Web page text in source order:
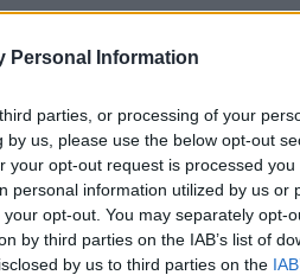
Personal Information
parties, or processing of your
us, please use the below opt-out
your opt-out request is processed you
personal information utilized by us or
opt-out. You may separately opt-
by third parties on the IAB’s list of
by us to third parties on the